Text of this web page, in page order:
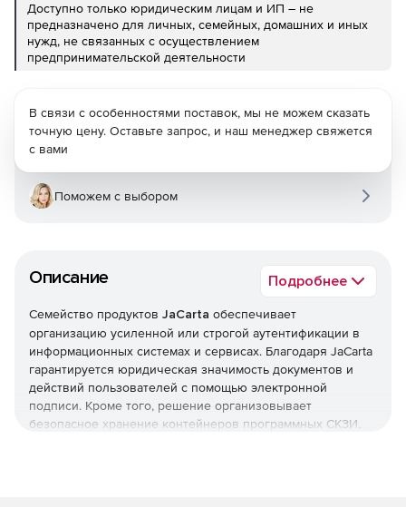
Доступно только юридическим лицам и ИП – не
предназначено для личных, семейных, домашних и иных
нужд, не связанных с осуществлением
предпринимательской деятельности
Описание Подробнее
Семейство продуктов JaCarta обеспечивает
организацию усиленной или строгой аутентификации в
информационных системах и сервисах. Благодаря JaCarta
гарантируется юридическая значимость документов и
действий пользователей с помощью электронной
подписи. Кроме того, решение организовывает
безопасное хранение контейнеров программных СКЗИ,
В связи с особенностями поставок, мы не можем сказать
точную цену. Оставьте запрос, и наш менеджер свяжется
с вами
Поможем с выбором